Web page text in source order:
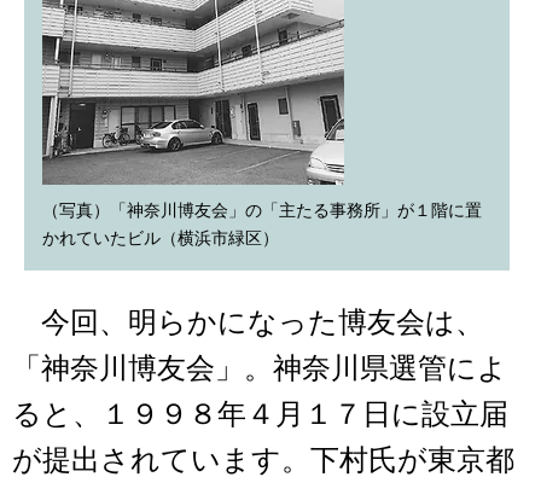
（写真）「神奈川博友会」の「主たる事務所」が１階に置
かれていたビル（横浜市緑区）
今回、明らかになった博友会は、
「神奈川博友会」。神奈川県選管によ
ると、１９９８年４月１７日に設立届
が提出されています。下村氏が東京都